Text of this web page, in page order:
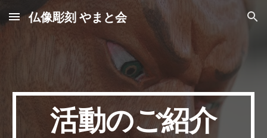
Skip to main content Skip to navigation
仏像彫刻 やまと会
活動のご紹介